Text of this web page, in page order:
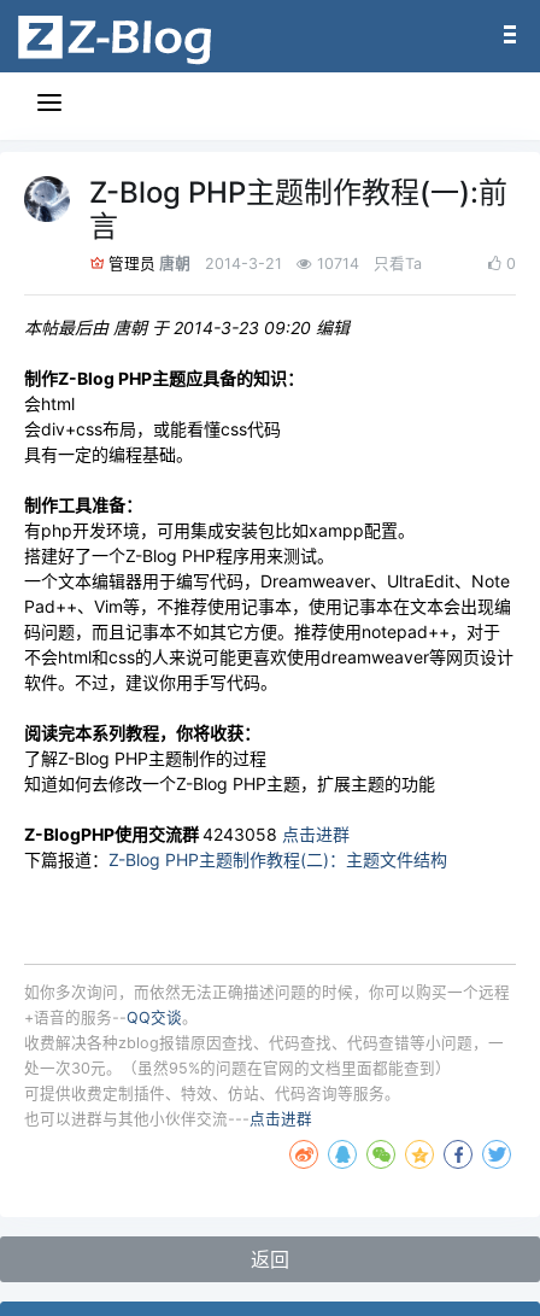
Z-Blog PHP主题制作教程(一):前
言
管理员 唐朝 2014-3-21 10714 只看Ta 0
本帖最后由 唐朝 于 2014-3-23 09:20 编辑
制作Z-Blog PHP主题应具备的知识：
会html
会div+css布局，或能看懂css代码
具有一定的编程基础。
制作工具准备：
有php开发环境，可用集成安装包比如xampp配置。
搭建好了一个Z-Blog PHP程序用来测试。
一个文本编辑器用于编写代码，Dreamweaver、UltraEdit、Note
Pad++、Vim等，不推荐使用记事本，使用记事本在文本会出现编
码问题，而且记事本不如其它方便。推荐使用notepad++，对于
不会html和css的人来说可能更喜欢使用dreamweaver等网页设计
软件。不过，建议你用手写代码。
阅读完本系列教程，你将收获：
了解Z-Blog PHP主题制作的过程
知道如何去修改一个Z-Blog PHP主题，扩展主题的功能
Z-BlogPHP使用交流群4243058 点击进群
下篇报道： Z-Blog PHP主题制作教程(二)：主题文件结构
如你多次询问，而依然无法正确描述问题的时候，你可以购买一个远程
+语音的服务--QQ交谈。
收费解决各种zblog报错原因查找、代码查找、代码查错等小问题，一
处一次30元。（虽然95%的问题在官网的文档里面都能查到）
可提供收费定制插件、特效、仿站、代码咨询等服务。
也可以进群与其他小伙伴交流---点击进群
返回